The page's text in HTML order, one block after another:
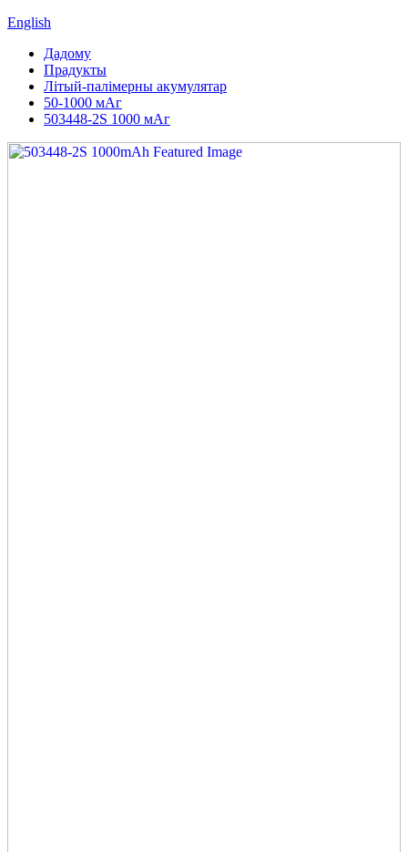
English
Дадому
Прадукты
Літый-палімерны акумулятар
50-1000 мАг
503448-2S 1000 мАг